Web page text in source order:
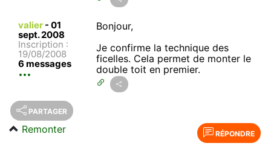
valier - 01
sept. 2008
Inscription :
19/08/2008
6 messages
Bonjour,
Je confirme la technique des
ficelles. Cela permet de monter le
double toit en premier.
PARTAGER
RÉPONDRE
Remonter